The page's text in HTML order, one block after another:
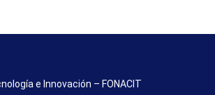
e Innovación – FONACIT